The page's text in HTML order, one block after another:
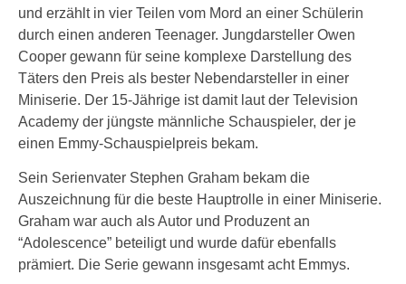
und erzählt in vier Teilen vom Mord an einer Schülerin
durch einen anderen Teenager. Jungdarsteller Owen
Cooper gewann für seine komplexe Darstellung des
Täters den Preis als bester Nebendarsteller in einer
Miniserie. Der 15-Jährige ist damit laut der Television
Academy der jüngste männliche Schauspieler, der je
einen Emmy-Schauspielpreis bekam.
Sein Serienvater Stephen Graham bekam die
Auszeichnung für die beste Hauptrolle in einer Miniserie.
Graham war auch als Autor und Produzent an
“Adolescence” beteiligt und wurde dafür ebenfalls
prämiert. Die Serie gewann insgesamt acht Emmys.